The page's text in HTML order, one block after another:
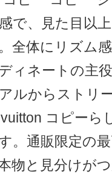
で、見た目以
全体にリズム
ィネートの主
ルからストリ
コピーら
。通販限定の
物と見分けが